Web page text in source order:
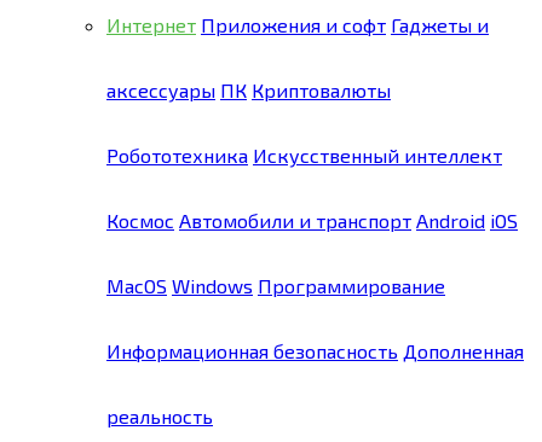
Интернет Приложения и софт Гаджеты и
аксессуары ПК Криптовалюты
Робототехника Искусственный интеллект
Космос Автомобили и транспорт Android iOS
MacOS Windows Программирование
Информационная безопасность Дополненная
реальность